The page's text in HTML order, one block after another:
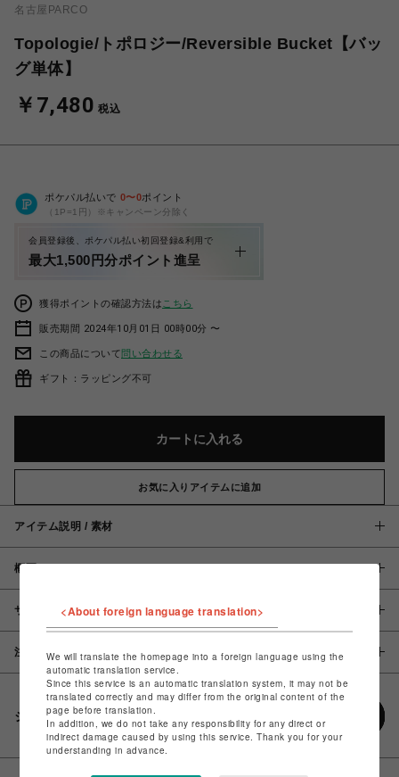
名古屋PARCO
Topologie/トポロジー/Reversible Bucket【バッ
グ単体】
￥7,480 税込
ポケパル払いで 0〜0ポイント
（1P=1円）※キャンペーン分除く
会員登録後、ポケパル払い初回登録&利用で
最大1,500円分ポイント進呈
獲得ポイントの確認方法は こちら
販売期間 2024年10月01日 00時00分 〜
この商品について問い合わせる
ギフト：ラッピング不可
カートに入れる
お気に入りアイテムに追加
アイテム説明 / 素材
概要
サイズ
注意事項
シェアする
<About foreign language translation>
We will translate the homepage into a foreign language using the
automatic translation service.
Since this service is an automatic translation system, it may not be
translated correctly and may differ from the original content of the
page before translation.
In addition, we do not take any responsibility for any direct or
indirect damage caused by using this service. Thank you for your
understanding in advance.